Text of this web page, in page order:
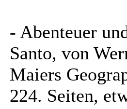
- Abenteuer
Santo, von
Maiers
224. Seiten,